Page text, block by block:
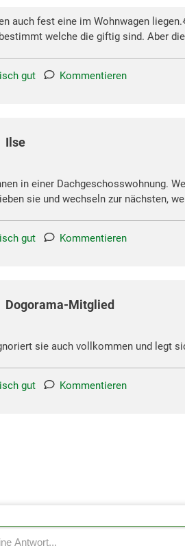
auch fest eine im Wohnwagen
welche die giftig sind. Aber
gut Kommentieren
Ilse
in einer Dachgeschosswohnung.
sie und wechseln zur nächsten,
gut Kommentieren
Dogorama-Mitglied
sie auch vollkommen und legt
gut Kommentieren